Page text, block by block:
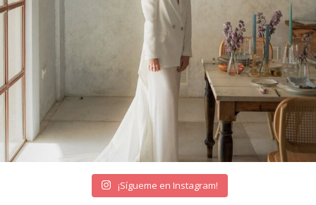
¡Sígueme en Instagram!